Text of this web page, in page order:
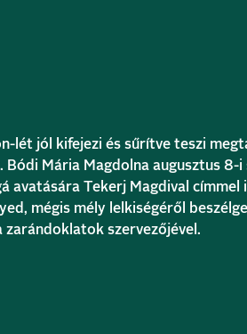
lét jól kifejezi és sűrítve teszi
Bódi Mária Magdolna augusztus 8-
avatására Tekerj Magdival
mégis mély lelkiségéről
zarándoklatok szervezőjével.